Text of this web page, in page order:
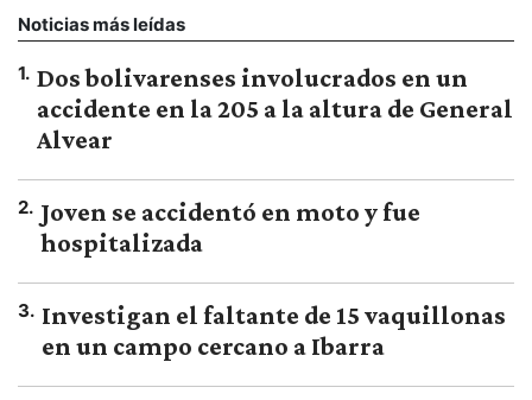
Noticias más leídas
1. Dos bolivarenses involucrados en un
accidente en la 205 a la altura de General
Alvear
2. Joven se accidentó en moto y fue
hospitalizada
3. Investigan el faltante de 15 vaquillonas
en un campo cercano a Ibarra